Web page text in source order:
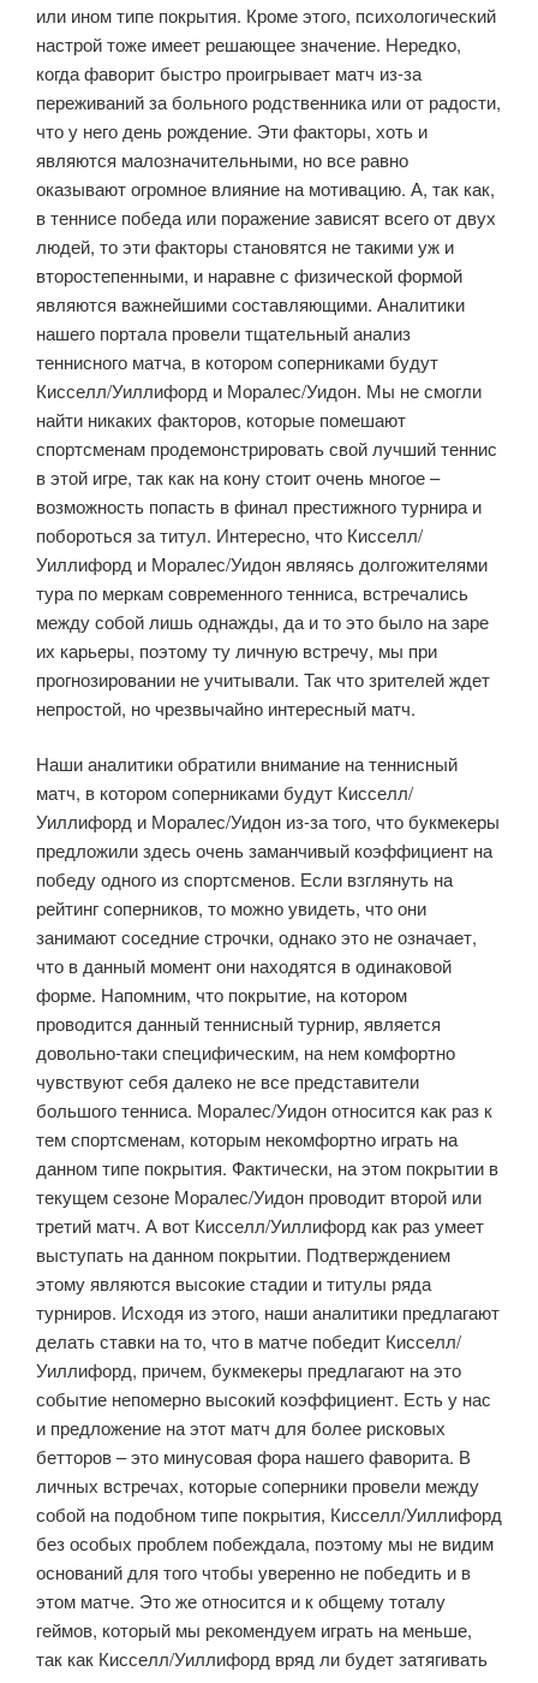
или ином типе покрытия. Кроме этого, психологический
настрой тоже имеет решающее значение. Нередко,
когда фаворит быстро проигрывает матч из-за
переживаний за больного родственника или от радости,
что у него день рождение. Эти факторы, хоть и
являются малозначительными, но все равно
оказывают огромное влияние на мотивацию. А, так как,
в теннисе победа или поражение зависят всего от двух
людей, то эти факторы становятся не такими уж и
второстепенными, и наравне с физической формой
являются важнейшими составляющими. Аналитики
нашего портала провели тщательный анализ
теннисного матча, в котором соперниками будут
Кисселл/Уиллифорд и Моралес/Уидон. Мы не смогли
найти никаких факторов, которые помешают
спортсменам продемонстрировать свой лучший теннис
в этой игре, так как на кону стоит очень многое –
возможность попасть в финал престижного турнира и
побороться за титул. Интересно, что Кисселл/
Уиллифорд и Моралес/Уидон являясь долгожителями
тура по меркам современного тенниса, встречались
между собой лишь однажды, да и то это было на заре
их карьеры, поэтому ту личную встречу, мы при
прогнозировании не учитывали. Так что зрителей ждет
непростой, но чрезвычайно интересный матч.
Наши аналитики обратили внимание на теннисный
матч, в котором соперниками будут Кисселл/
Уиллифорд и Моралес/Уидон из-за того, что букмекеры
предложили здесь очень заманчивый коэффициент на
победу одного из спортсменов. Если взглянуть на
рейтинг соперников, то можно увидеть, что они
занимают соседние строчки, однако это не означает,
что в данный момент они находятся в одинаковой
форме. Напомним, что покрытие, на котором
проводится данный теннисный турнир, является
довольно-таки специфическим, на нем комфортно
чувствуют себя далеко не все представители
большого тенниса. Моралес/Уидон относится как раз к
тем спортсменам, которым некомфортно играть на
данном типе покрытия. Фактически, на этом покрытии в
текущем сезоне Моралес/Уидон проводит второй или
третий матч. А вот Кисселл/Уиллифорд как раз умеет
выступать на данном покрытии. Подтверждением
этому являются высокие стадии и титулы ряда
турниров. Исходя из этого, наши аналитики предлагают
делать ставки на то, что в матче победит Кисселл/
Уиллифорд, причем, букмекеры предлагают на это
событие непомерно высокий коэффициент. Есть у нас
и предложение на этот матч для более рисковых
бетторов – это минусовая фора нашего фаворита. В
личных встречах, которые соперники провели между
собой на подобном типе покрытия, Кисселл/Уиллифорд
без особых проблем побеждала, поэтому мы не видим
оснований для того чтобы уверенно не победить и в
этом матче. Это же относится и к общему тоталу
геймов, который мы рекомендуем играть на меньше,
так как Кисселл/Уиллифорд вряд ли будет затягивать